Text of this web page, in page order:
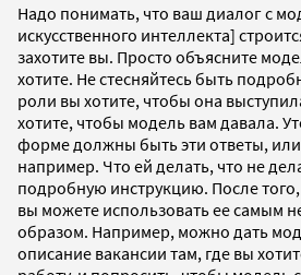
Надо понимать, что ваш диалог с
искусственного интеллекта]
захотите вы. Просто объясните
хотите. Не стесняйтесь быть
роли вы хотите, чтобы она
хотите, чтобы модель вам давала.
форме должны быть эти ответы,
например. Что ей делать, что не
подробную инструкцию. После того,
вы можете использовать ее самым
образом. Например, можно дать
описание вакансии там, где вы